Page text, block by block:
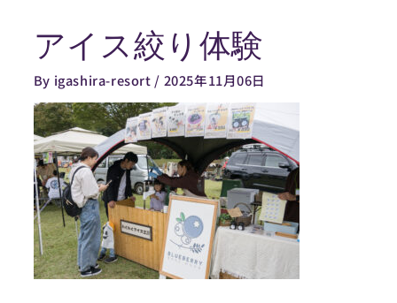
アイス絞り体験
By igashira-resort / 2025年11月06日
Post
navigation